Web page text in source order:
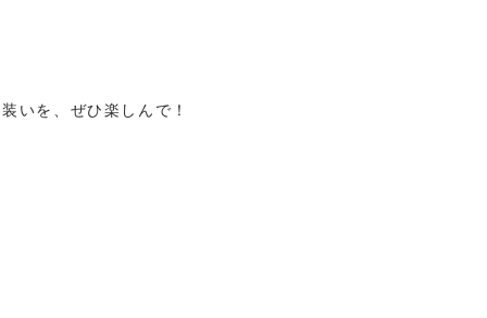
いを、ぜひ楽しんで！